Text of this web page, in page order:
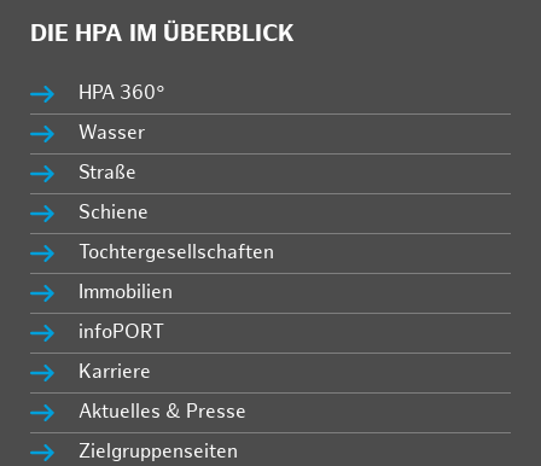
DIE HPA IM ÜBERBLICK
HPA 360°
Wasser
Straße
Schiene
Tochtergesellschaften
Immobilien
infoPORT
Karriere
Aktuelles & Presse
Zielgruppenseiten